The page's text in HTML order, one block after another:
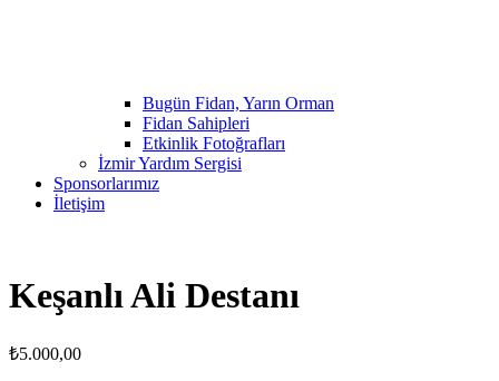
Bugün Fidan, Yarın Orman
Fidan Sahipleri
Etkinlik Fotoğrafları
İzmir Yardım Sergisi
Sponsorlarımız
İletişim
Keşanlı Ali Destanı
₺5.000,00